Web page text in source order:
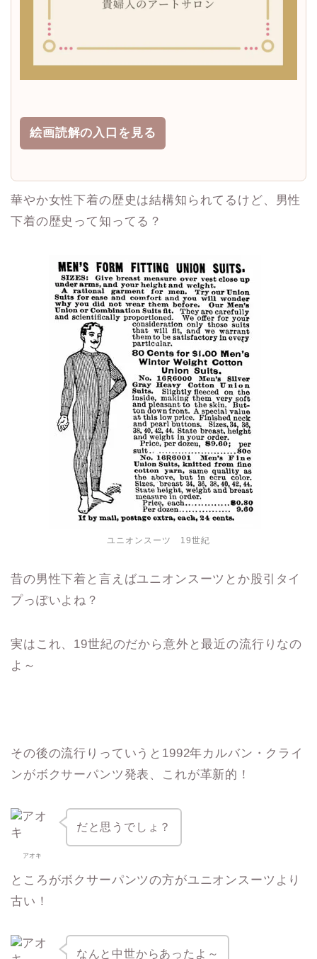
絵画読解の入口を見る
華やか女性下着の歴史は結構知られてるけど、男性
下着の歴史って知ってる？
ユニオンスーツ 19世紀
昔の男性下着と言えばユニオンスーツとか股引タイ
プっぽいよね？
実はこれ、19世紀のだから意外と最近の流行りなの
よ～
その後の流行りっていうと1992年カルバン・クライ
ンがボクサーパンツ発表、これが革新的！
アオキ
だと思うでしょ？
ところがボクサーパンツの方がユニオンスーツより
古い！
なんと中世からあったよ～